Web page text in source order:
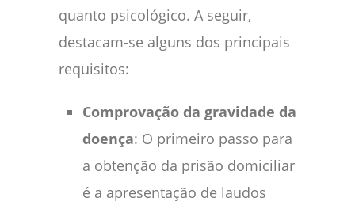
quanto psicológico. A seguir,
destacam-se alguns dos principais
requisitos:
Comprovação da gravidade da
doença: O primeiro passo para
a obtenção da prisão domiciliar
é a apresentação de laudos